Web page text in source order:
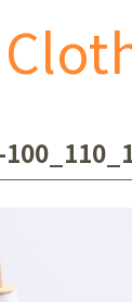
ト マタニテ
・卒業 フ
) 1/2成人式
装(男の子)
吉祥寺店 イ